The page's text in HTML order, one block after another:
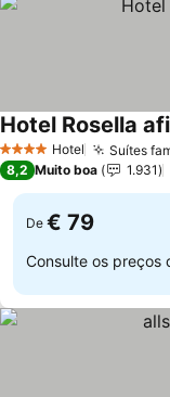
4 EstrelasHotel Suítes
Hotel Rosella
8,2 Muito boa 1.931
De € 79
Consulte os preços